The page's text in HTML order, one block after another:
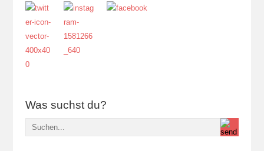
Was suchst du?